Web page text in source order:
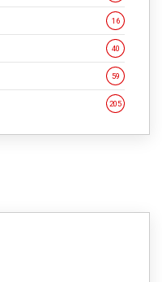
16
40
59
205